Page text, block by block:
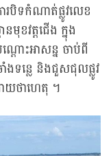
ារបិទកំណាត់ផ្លូវលេខ
ខវត្តជើង ក្នុង
ោះអាសន្ន ចាប់ពី
ងទន្លេ និងជួសជុលផ្លូវ
ាយថាហេតុ ។